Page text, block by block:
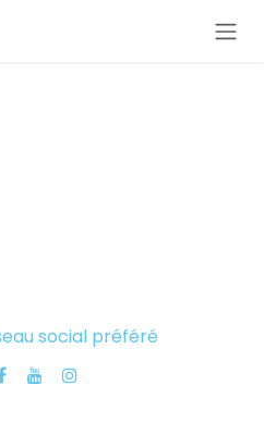
social préféré